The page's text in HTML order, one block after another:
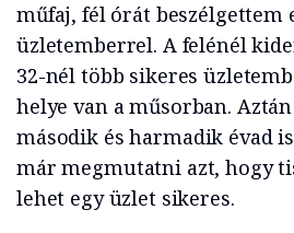
műfaj, fél órát beszélgettem
üzletemberrel. A felénél
32-nél több sikeres
helye van a műsorban.
második és harmadik évad
már megmutatni azt, hogy
lehet egy üzlet sikeres.